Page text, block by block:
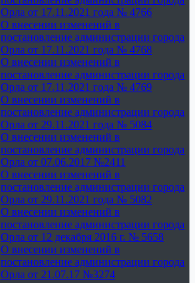
Орла от 17.11.2021 года № 4766
О внесении изменений в
постановление администрации города
Орла от 17.11.2021 года № 4768
О внесении изменений в
постановление администрации города
Орла от 17.11.2021 года № 4769
О внесении изменений в
постановление администрации города
Орла от 29.11.2021 года № 5084
О внесении изменений в
постановление администрации города
Орла от 07.06.2017 №2411
О внесении изменений в
постановление администрации города
Орла от 29.11.2021 года № 5082
О внесении изменений в
постановление администрации города
Орла от 12 декабря 2016 г. № 5658
О внесении изменений в
постановление администрации города
Орла от 21.07.17 №3274